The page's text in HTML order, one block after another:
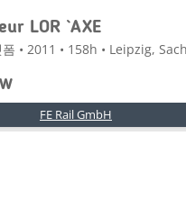
LOR `AXE
• 2011 • 158h • Leipzig,
FE Rail GmbH